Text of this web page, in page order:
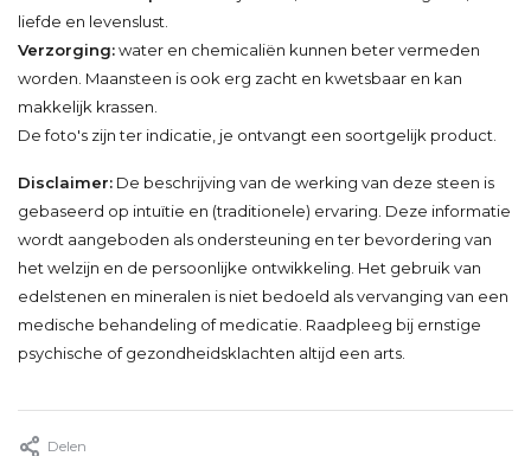
liefde en levenslust.
Verzorging:water en chemicaliën kunnen beter vermeden
worden. Maansteen is ook erg zacht en kwetsbaar en kan
makkelijk krassen.
De foto's zijn ter indicatie, je ontvangt een soortgelijk product.
Disclaimer: De beschrijving van de werking van deze steen is
gebaseerd op intuïtie en (traditionele) ervaring. Deze informatie
wordt aangeboden als ondersteuning en ter bevordering van
het welzijn en de persoonlijke ontwikkeling. Het gebruik van
edelstenen en mineralen is niet bedoeld als vervanging van een
medische behandeling of medicatie. Raadpleeg bij ernstige
psychische of gezondheidsklachten altijd een arts.
Delen